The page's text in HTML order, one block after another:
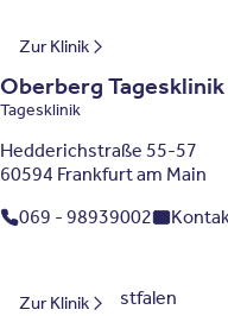
Zur Klinik
Hessen
Oberberg
Tagesklinik
Hedderichstraße 55-57
60594 Frankfurt am Main
069 - 98939002
Zur Klinik
Nordrhein-Westfalen